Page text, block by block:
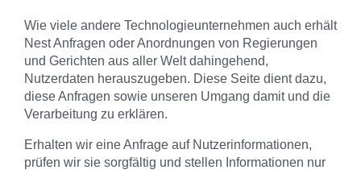
Wie viele andere Technologieunternehmen auch erhält
Nest Anfragen oder Anordnungen von Regierungen
und Gerichten aus aller Welt dahingehend,
Nutzerdaten herauszugeben. Diese Seite dient dazu,
diese Anfragen sowie unseren Umgang damit und die
Verarbeitung zu erklären.
Erhalten wir eine Anfrage auf Nutzerinformationen,
prüfen wir sie sorgfältig und stellen Informationen nur